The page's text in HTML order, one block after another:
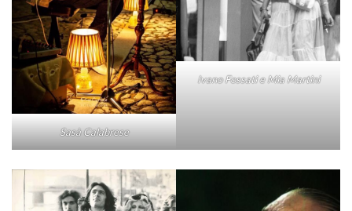
Sasà Calabrese
Ivano Fossati e Mia Martini